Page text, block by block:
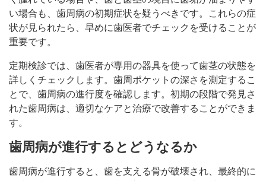
い場合も、歯周病の初期症状を疑うべきです。これらの症
状が見られたら、早めに歯医者でチェックを受けることが
重要です。
定期検診では、歯医者が専用の器具を使って歯茎の状態を
詳しくチェックします。歯周ポケットの深さを測定するこ
とで、歯周病の進行度を確認します。初期の段階で発見さ
れた歯周病は、適切なケアと治療で改善することができま
す。
歯周病が進行するとどうなるか
歯周病が進行すると、歯を支える骨が破壊され、最終的に